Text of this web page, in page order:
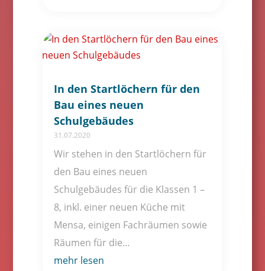
In den Startlöchern für den
Bau eines neuen
Schulgebäudes
31.07.2020
Wir stehen in den Startlöchern für
den Bau eines neuen
Schulgebäudes für die Klassen 1 –
8, inkl. einer neuen Küche mit
Mensa, einigen Fachräumen sowie
Räumen für die...
mehr lesen